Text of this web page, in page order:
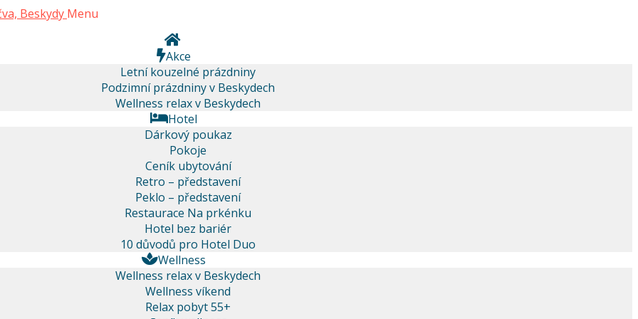
Menu
Akce
Letní kouzelné prázdniny
Podzimní prázdniny v Beskydech
Wellness relax v Beskydech
Hotel
Dárkový poukaz
Pokoje
Ceník ubytování
Retro – představení
Peklo – představení
Restaurace Na prkénku
Hotel bez bariér
10 důvodů pro Hotel Duo
Wellness
Wellness relax v Beskydech
Wellness víkend
Relax pobyt 55+